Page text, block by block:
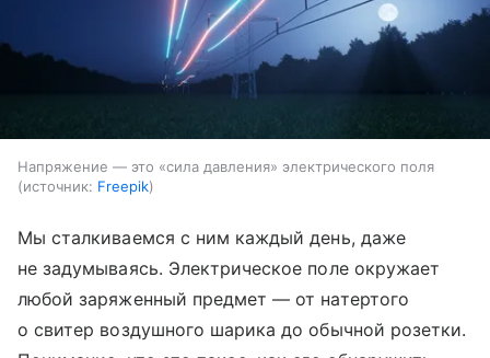
Напряжение — это «сила давления» электрического поля
источник: Freepik
Мы сталкиваемся с ним каждый день, даже
не задумываясь. Электрическое поле окружает
любой заряженный предмет — от натертого
о свитер воздушного шарика до обычной розетки.